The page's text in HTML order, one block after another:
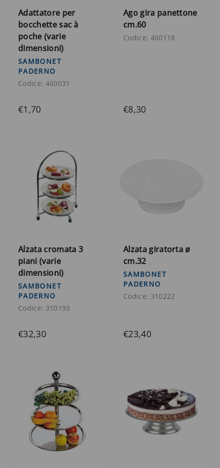
Adattatore per
bocchette sac à
poche (varie
dimensioni)
SAMBONET
PADERNO
Codice: 460031
€1,70
Ago gira panettone
cm.60
Codice: 460118
€8,30
Alzata cromata 3
piani (varie
dimensioni)
SAMBONET
PADERNO
Codice: 310193
€32,30
Alzata giratorta ø
cm.32
SAMBONET
PADERNO
Codice: 310222
€23,40